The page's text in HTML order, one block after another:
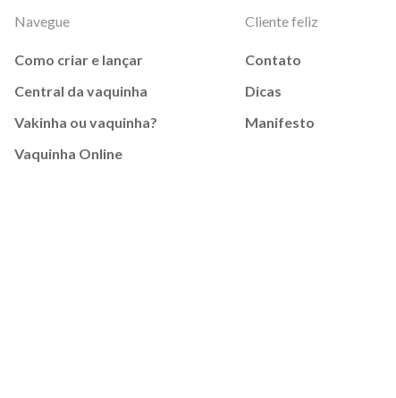
Navegue
Como criar e lançar
Central da vaquinha
Vakinha ou vaquinha?
Vaquinha Online
Cliente feliz
Contato
Dicas
Manifesto